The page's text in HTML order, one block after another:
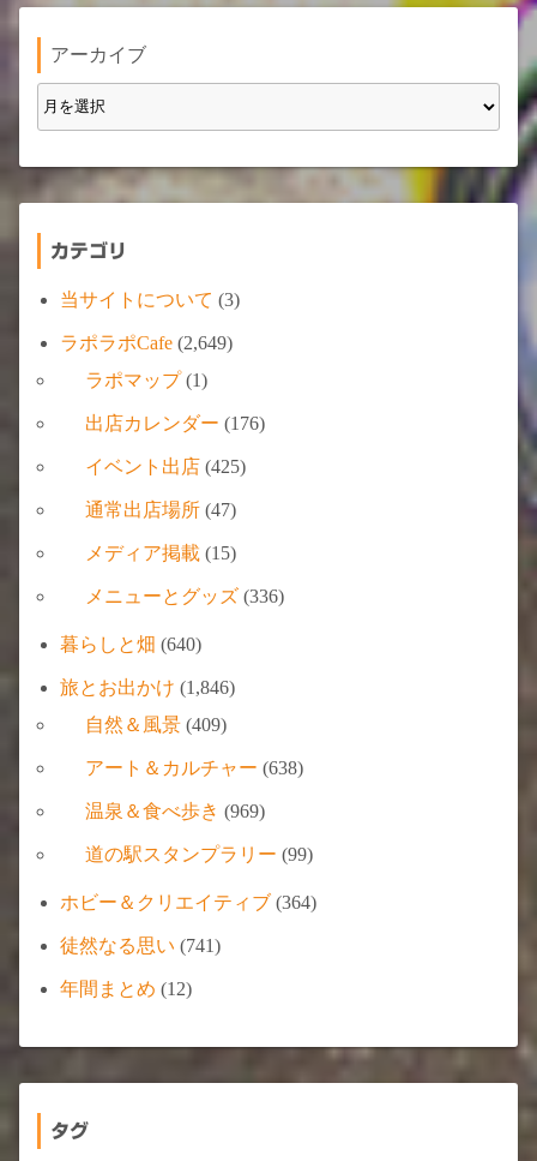
アーカイブ
カテゴリ
当サイトについて (3)
ラポラポCafe (2,649)
ラポマップ(1)
出店カレンダー (176)
イベント出店 (425)
通常出店場所 (47)
メディア掲載 (15)
メニューとグッズ (336)
暮らしと畑 (640)
旅とお出かけ (1,846)
自然＆風景 (409)
アート＆カルチャー (638)
温泉＆食べ歩き (969)
道の駅スタンプラリー (99)
ホビー＆クリエイティブ (364)
徒然なる思い (741)
年間まとめ (12)
タグ